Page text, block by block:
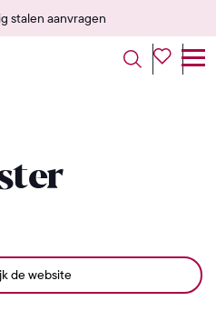
stalen aanvragen
de website